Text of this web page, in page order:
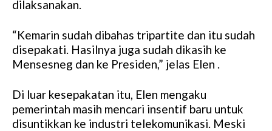
dilaksanakan.
“Kemarin sudah dibahas tripartite dan itu sudah
disepakati. Hasilnya juga sudah dikasih ke
Mensesneg dan ke Presiden,” jelas Elen .
Di luar kesepakatan itu, Elen mengaku
pemerintah masih mencari insentif baru untuk
disuntikkan ke industri telekomunikasi. Meski